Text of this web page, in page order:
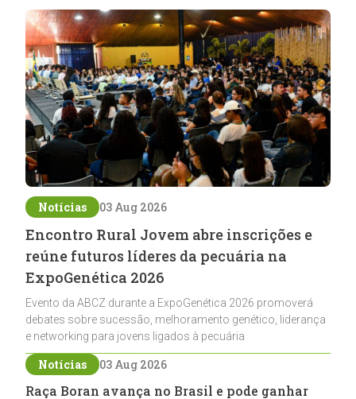
Notícias 03 Aug 2026
Encontro Rural Jovem abre inscrições e
reúne futuros líderes da pecuária na
ExpoGenética 2026
Evento da ABCZ durante a ExpoGenética 2026 promoverá
debates sobre sucessão, melhoramento genético, liderança
e networking para jovens ligados à pecuária
Notícias 03 Aug 2026
Raça Boran avança no Brasil e pode ganhar